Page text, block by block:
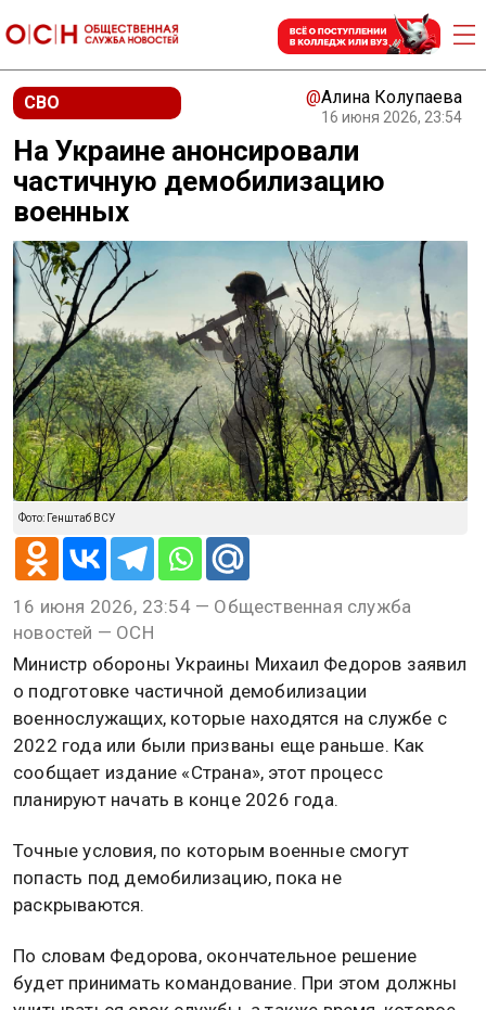
СВО @Алина Колупаева
16 июня 2026, 23:54
На Украине анонсировали
частичную демобилизацию
военных
Фото: Генштаб ВСУ
16 июня 2026, 23:54 — Общественная служба
новостей — ОСН
Министр обороны Украины Михаил Федоров заявил
о подготовке частичной демобилизации
военнослужащих, которые находятся на службе с
2022 года или были призваны еще раньше. Как
сообщает издание «Страна», этот процесс
планируют начать в конце 2026 года.
Точные условия, по которым военные смогут
попасть под демобилизацию, пока не
раскрываются.
По словам Федорова, окончательное решение
будет принимать командование. При этом должны